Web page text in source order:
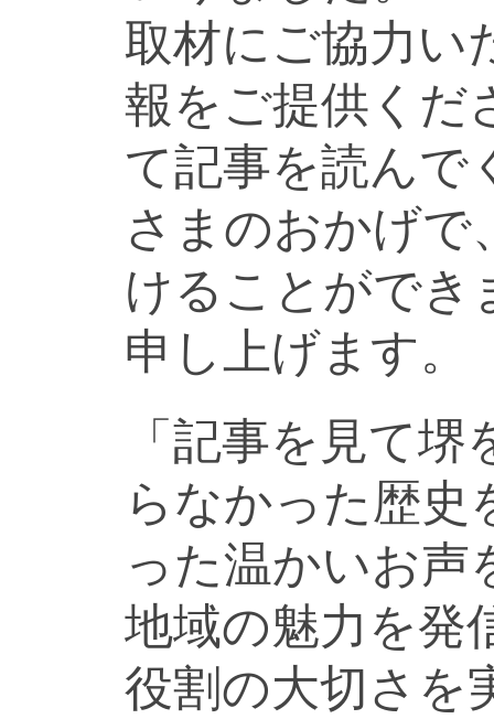
取材にご協力い
報をご提供くだ
て記事を読んで
さまのおかげで
けることができ
申し上げます。
「記事を見て
らなかった歴史
った温かいお声
地域の魅力を発
役割の大切さを